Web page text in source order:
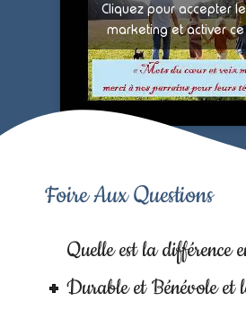
Cliquez pour accepter
marketing et activer
Foire Aux Questions
Quelle est la différence
Durable et Bénévole et